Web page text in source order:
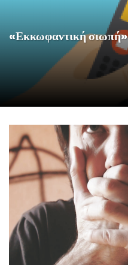
«Εκκωφαντική σιωπή»